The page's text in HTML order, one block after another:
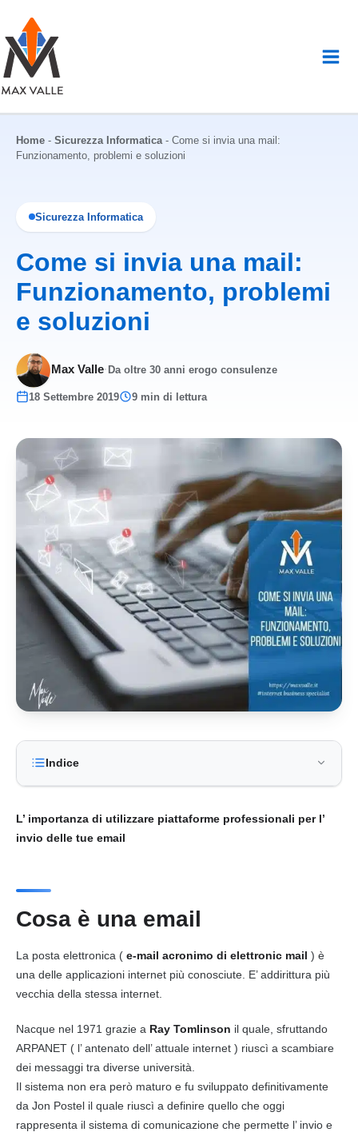
contenuto
Home - Sicurezza Informatica- Come si invia una mail:
Funzionamento, problemi e soluzioni
Sicurezza Informatica
Come si invia una mail:
Funzionamento, problemi
e soluzioni
Max Valle· Da oltre 30 anni erogo consulenze
18 Settembre 2019 9 min di lettura
Indice
L’ importanza di utilizzare piattaforme professionali per l’
invio delle tue email
Cosa è una email
La posta elettronica ( e-mail acronimo di elettronic mail ) è
una delle applicazioni internet più conosciute. E’ addirittura più
vecchia della stessa internet
Nacque nel 1971 grazie a Ray Tomlinson il quale, sfruttando
ARPANET ( l’ antenato dell’ attuale internet ) riuscì a scambiare
dei messaggi tra diverse università.
Il sistema non era però maturo e fu sviluppato definitivamente
da Jon Postel il quale riuscì a definire quello che oggi
rappresenta il sistema di comunicazione che permette l’ invio e